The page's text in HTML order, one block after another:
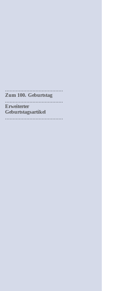
Zum 100. Geburtstag
Erweiterter
Geburtstagsartikel